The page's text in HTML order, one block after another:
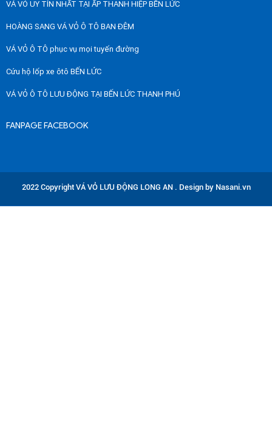
VÁ VỎ UY TÍN NHẤT TẠI ẤP THANH HIỆP BẾN LỨC
HOÀNG SANG VÁ VỎ Ô TÔ BAN ĐÊM
VÁ VỎ Ô TÔ phục vụ mọi tuyến đường
Cứu hộ lốp xe ôtô BẾN LỨC
VÁ VỎ Ô TÔ LƯU ĐỘNG TẠI BẾN LỨC THANH PHÚ
FANPAGE FACEBOOK
2022 Copyright VÁ VỎ LƯU ĐỘNG LONG AN . Design by Nasani.vn